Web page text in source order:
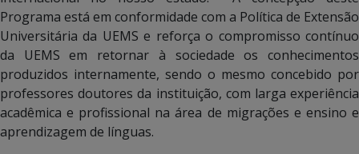
Programa está em conformidade com a Política de Extensão
Universitária da UEMS e reforça o compromisso contínuo
da UEMS em retornar à sociedade os conhecimentos
produzidos internamente, sendo o mesmo concebido por
professores doutores da instituição, com larga experiência
acadêmica e profissional na área de migrações e ensino e
aprendizagem de línguas.